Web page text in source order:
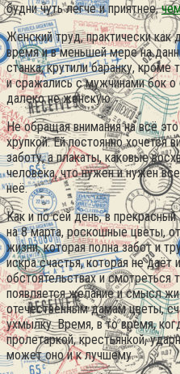
будни чуть легче и приятнее,
Женский труд, практически как
время и в меньшей мере на
станка, крутили баранку,
и сражались с мужчинами бок о
далеко не женскую.
Не обращая внимания на всё
хрупкой. Ей постоянно хочется
заботу, а плакаты, каковые
человека, что нужен и нужен
неё.
Как и по сей день, в
на 8 марта, роскошные цветы,
жизни, которая полна забот и
искра счастья, которая не даёт
обстоятельствах и смотреться
появляется желание и смысл
отечественным дамам цветы,
ухмылку. Время, в то время,
пролетаркой, крестьянкой,
может оно и к лучшему.